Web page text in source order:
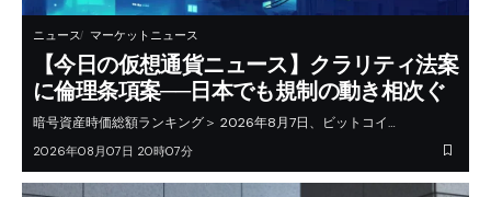
ニュース マーケットニュース
【今日の仮想通貨ニュース】クラリティ法案
に倫理条項案──日本でも規制の動き相次ぐ
暗号資産時価総額ランキング＞ 2026年8月7日、ビットコイ…
2026年08月07日 20時07分